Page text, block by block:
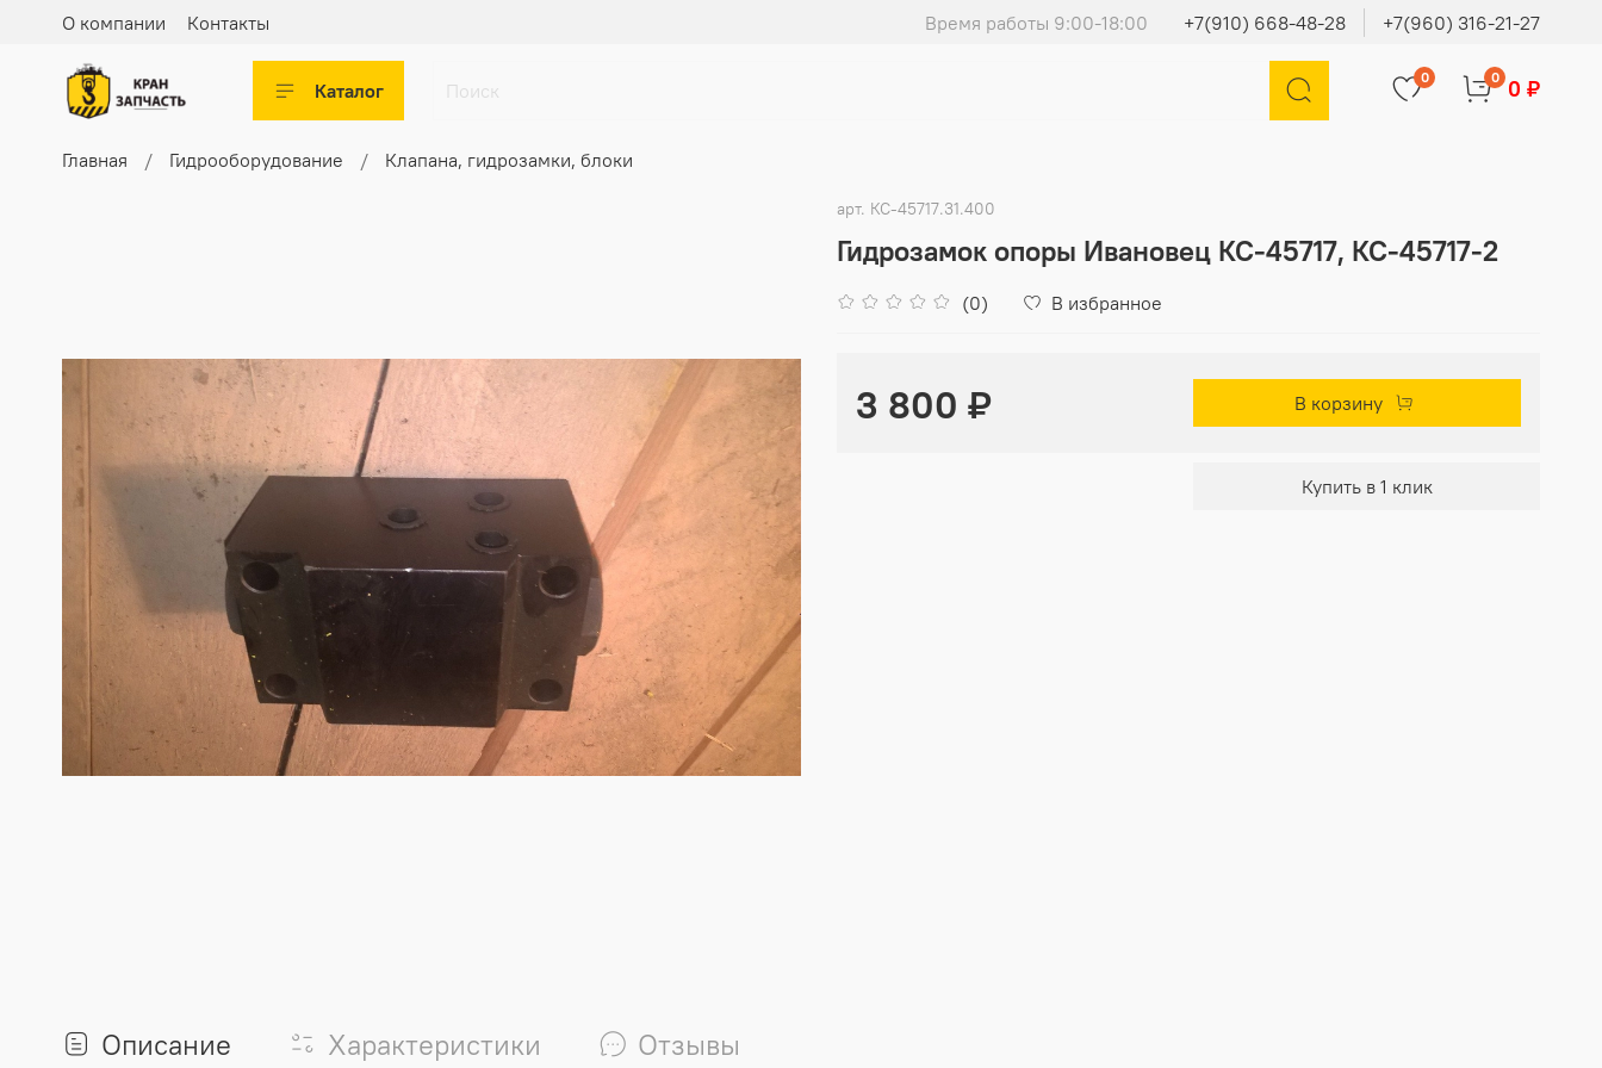
О компании Контакты Время работы 9:00-18:00 +7(910) 668-48-28 +7(960) 316-21-27
Каталог
0 0 0 ₽
Главная Гидрооборудование Клапана, гидрозамки, блоки
арт. КС-45717.31.400
Гидрозамок опоры Ивановец КС-45717, КС-45717-2
(0) В избранное
3 800 ₽ В корзину
Купить в 1 клик
Описание Характеристики Отзывы